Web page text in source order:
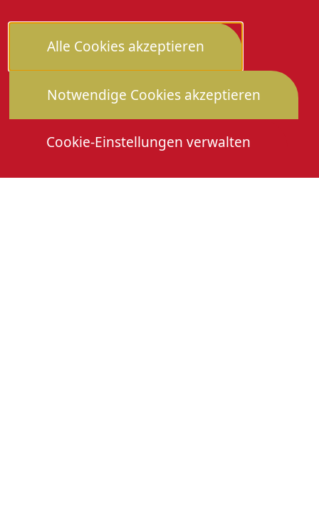
Alle Cookies akzeptieren
Notwendige Cookies akzeptieren
Cookie-Einstellungen verwalten
literarische Museen, Archive und Gedenkstätten in
Baden-Württemberg (Deutsches Literaturarchiv
Marbach)
Weitere Informationen